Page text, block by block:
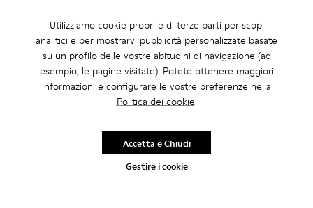
Utilizziamo cookie propri e di terze parti per scopi
analitici e per mostrarvi pubblicità personalizzate basate
su un profilo delle vostre abitudini di navigazione (ad
esempio, le pagine visitate). Potete ottenere maggiori
informazioni e configurare le vostre preferenze nella
Politica dei cookie.
Gestire i cookie
Accetta e Chiudi
Descrizione
Calzatura urbana dal look avveniristico e sapore rétro.
Caratteristiche
Soletta estraibile foderata in pelle.
Strato in gomma che avvolge il tallone e la punta.